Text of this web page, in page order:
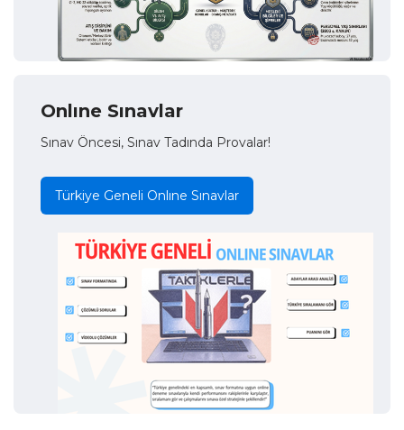
Onlıne Sınavlar
Sınav Öncesi, Sınav Tadında Provalar!
Türkiye Geneli Onlıne Sınavlar